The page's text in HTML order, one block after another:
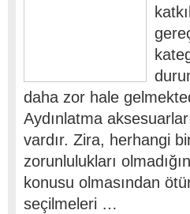
daha zor hale
Aydınlatma
vardır. Zira, herhangi
zorunlulukları
konusu olmasından
seçilmeleri …